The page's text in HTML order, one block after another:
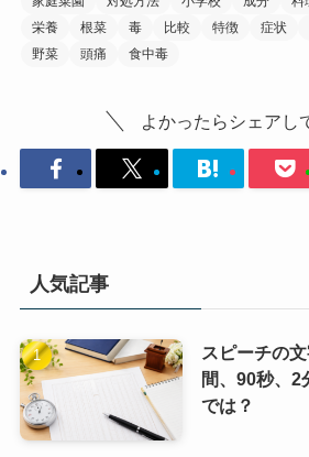
栄養
根菜 毒 比較 特徴 症状
野菜
頭痛 食中毒
よかったらシェアし
人気記事
スピーチの
間、90秒、2
では？